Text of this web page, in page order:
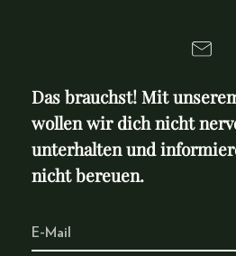
Das brauchst! Mit
wollen wir dich nicht
unterhalten und
nicht bereuen.